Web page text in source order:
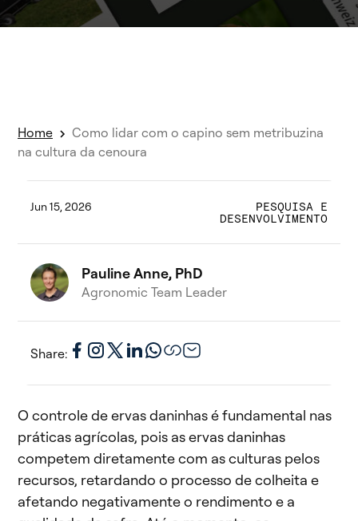
Home
Como lidar com o capino sem metribuzina
na cultura da cenoura
Jun 15, 2026
PESQUISA E
DESENVOLVIMENTO
Pauline Anne, PhD
Agronomic Team Leader
Share:
O controle de ervas daninhas é fundamental nas
práticas agrícolas, pois as ervas daninhas
competem diretamente com as culturas pelos
recursos, retardando o processo de colheita e
afetando negativamente o rendimento e a